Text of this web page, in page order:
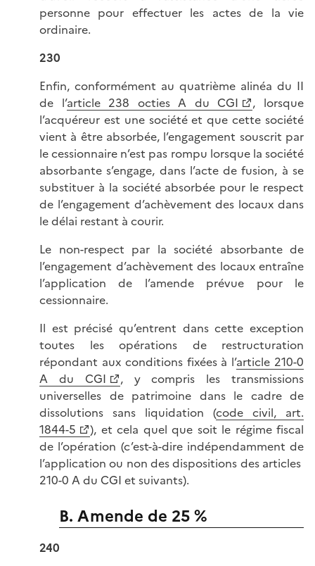
personne pour effectuer les actes de la vie
ordinaire.
230
Enfin, conformément au quatrième alinéa du II
de l’article 238 octies A du CGI
, lorsque
l’acquéreur est une société et que cette société
vient à être absorbée, l’engagement souscrit par
le cessionnaire n’est pas rompu lorsque la société
absorbante s’engage, dans l’acte de fusion, à se
substituer à la société absorbée pour le respect
de l’engagement d’achèvement des locaux dans
le délai restant à courir.
Le non-respect par la société absorbante de
l’engagement d’achèvement des locaux entraîne
l’application de l’amende prévue pour le
cessionnaire.
Il est précisé qu’entrent dans cette exception
toutes les opérations de restructuration
répondant aux conditions fixées à l’article 210-0
A du CGI
, y compris les transmissions
universelles de patrimoine dans le cadre de
dissolutions sans liquidation (code civil, art.
1844-5
), et cela quel que soit le régime fiscal
de l’opération (c’est-à-dire indépendamment de
l’application ou non des dispositions des articles
210-0 A du CGI et suivants).
B. Amende de 25 %
240